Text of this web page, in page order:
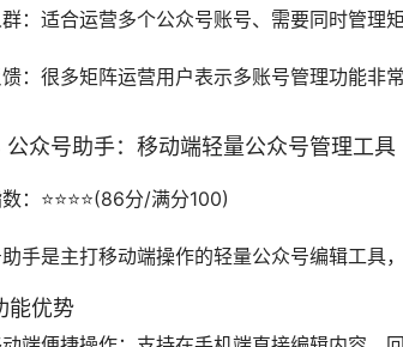
：适合运营多个公众号账号、需要同时管理
：很多矩阵运营用户表示多账号管理功能非
众号助手：移动端轻量公众号管理工具
：⭐️⭐️⭐️⭐️(86分/满分100)
手是主打移动端操作的轻量公众号编辑工具
能优势